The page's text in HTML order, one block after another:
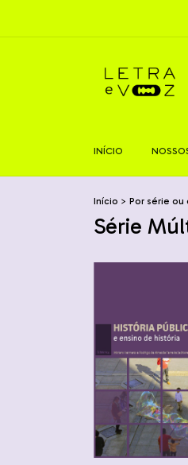
INÍCIO
Início > Por série ou
Série